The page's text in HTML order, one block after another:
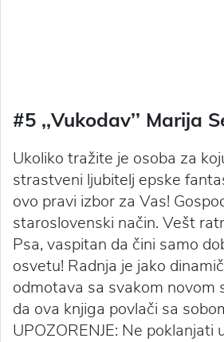
#5 ‚‚Vukodav’’ Marija
Ukoliko tražite je osoba za
strastveni ljubitelj epske
ovo pravi izbor za Vas!
staroslovenski način. Vešt
Psa, vaspitan da čini samo
osvetu! Radnja je jako
odmotava sa svakom novom
da ova knjiga povlači sa
UPOZORENJE: Ne poklanjati